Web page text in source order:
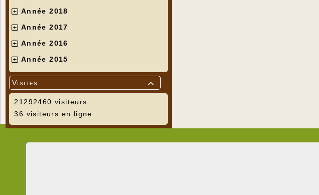
Année 2018
Année 2017
Année 2016
Année 2015

Visites
21292460 visiteurs
36 visiteurs en ligne